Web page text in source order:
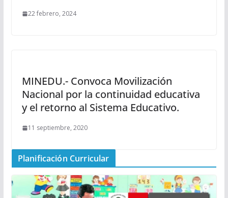
22 febrero, 2024
MINEDU.- Convoca Movilización
Nacional por la continuidad educativa
y el retorno al Sistema Educativo.
11 septiembre, 2020
Planificación Curricular